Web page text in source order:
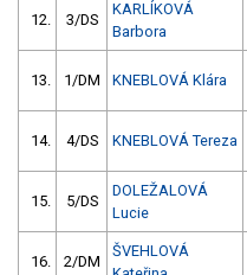
12. 3/DS
KARLÍKOVÁ
Barbora
13. 1/DM KNEBLOVÁ Klára
14. 4/DS KNEBLOVÁ Tereza
15. 5/DS
DOLEŽALOVÁ
Lucie
16. 2/DM
ŠVEHLOVÁ